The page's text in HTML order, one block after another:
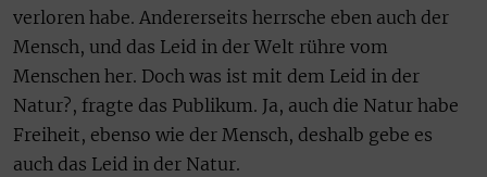
verloren habe. Andererseits herrsche eben auch der
Mensch, und das Leid in der Welt rühre vom
Menschen her. Doch was ist mit dem Leid in der
Natur?, fragte das Publikum. Ja, auch die Natur habe
Freiheit, ebenso wie der Mensch, deshalb gebe es
auch das Leid in der Natur.